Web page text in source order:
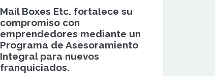
Mail Boxes Etc. fortalece su
compromiso con
emprendedores mediante un
Programa de Asesoramiento
Integral para nuevos
franquiciados.